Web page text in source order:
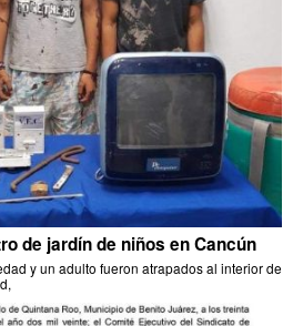
de jardín de niños en Cancún
y un adulto fueron atrapados al interior de